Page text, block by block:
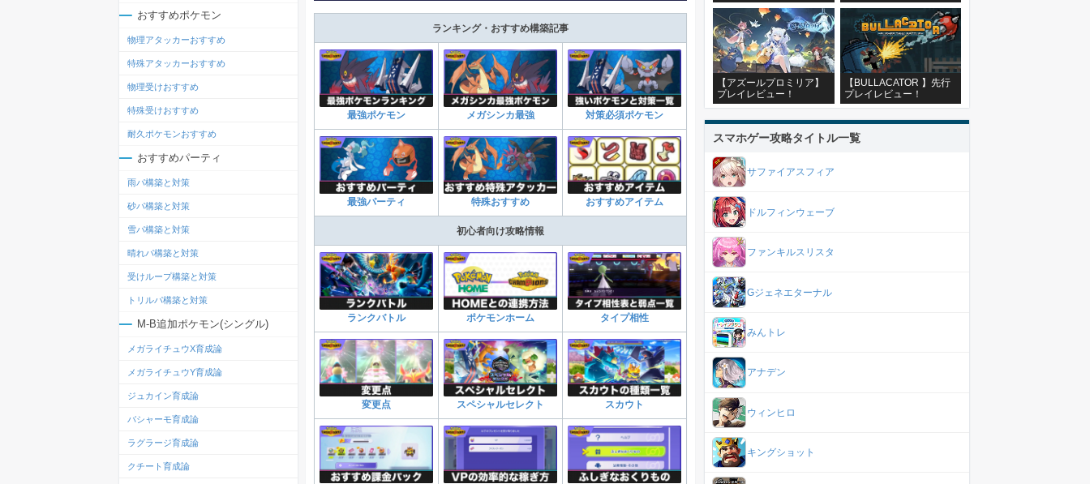
ランキング・おすすめ構築記事
最強ポケモン メガシンカ最強 対策必須ポケモン
最強パーティ 特殊おすすめ おすすめアイテム
初心者向け攻略情報
ランクバトル ポケモンホーム タイプ相性
変更点 スペシャルセレクト スカウト
おすすめポケモン
物理アタッカーおすすめ
特殊アタッカーおすすめ
物理受けおすすめ
特殊受けおすすめ
耐久ポケモンおすすめ
おすすめパーティ
雨パ構築と対策
砂パ構築と対策
雪パ構築と対策
晴れパ構築と対策
受けループ構築と対策
トリルパ構築と対策
M-B追加ポケモン(シングル)
メガライチュウX育成論
メガライチュウY育成論
ジュカイン育成論
バシャーモ育成論
ラグラージ育成論
クチート育成論
【アズールプロミリア】
プレイレビュー！
【BULLACATOR 】先行
プレイレビュー！
スマホゲー攻略タイトル一覧
サファイアスフィア
ドルフィンウェーブ
ファンキルスリスタ
Gジェネエターナル
みんトレ
アナデン
ウィンヒロ
キングショット